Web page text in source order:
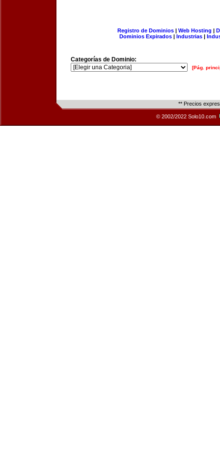
Registro de Dominios| Web Hosting |
Dominios Expirados | Industrias |
Categorías de Dominio:
[Pág.
** Precios
© 2002/2022 Solo10.com